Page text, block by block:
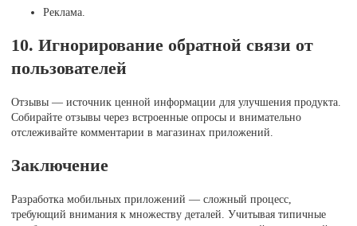
Реклама.
10. Игнорирование обратной связи от
пользователей
Отзывы — источник ценной информации для улучшения продукта.
Собирайте отзывы через встроенные опросы и внимательно
отслеживайте комментарии в магазинах приложений.
Заключение
Разработка мобильных приложений — сложный процесс,
требующий внимания к множеству деталей. Учитывая типичные